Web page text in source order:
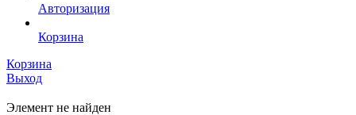
Авторизация
Корзина
Корзина
Выход
Элемент не найден